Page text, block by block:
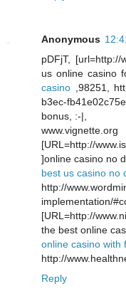
Anonymous
pDFjT, [url=http://
us online casino
casino ,98251,
b3ec-
bonus, :-|,
www.vignette.org
[URL=http://
]online casino no
best us casino no
http://
implementation/
[URL=http://
the best online
online casino with
http://
Reply